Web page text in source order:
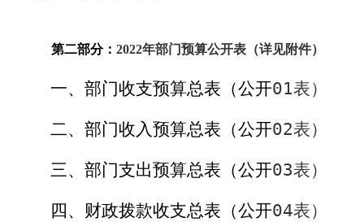
第二部分：2022年部门预算公开表（详见附件）
一、部门收支预算总表（公开01表）
二、部门收入预算总表（公开02表）
三、部门支出预算总表（公开03表）
四、财政拨款收支总表（公开04表）